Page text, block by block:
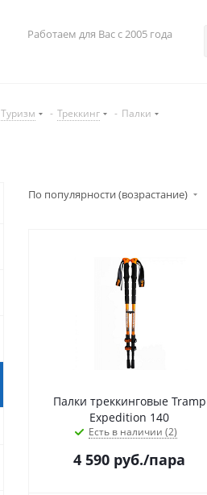
Работаем для Вас с 2005 года
Туризм - Треккинг - Палки
По популярности (возрастание)
Палки треккинговые Tramp
Expedition 140
Есть в наличии (2)
4 590 руб./пара